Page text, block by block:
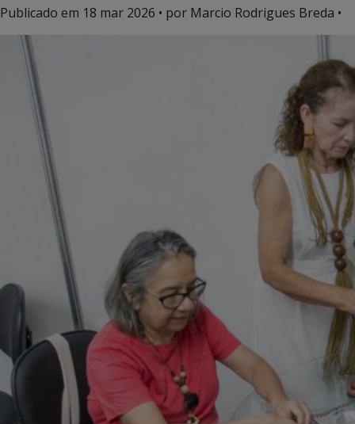
Publicado em 18 mar 2026 • por Marcio Rodrigues Breda •